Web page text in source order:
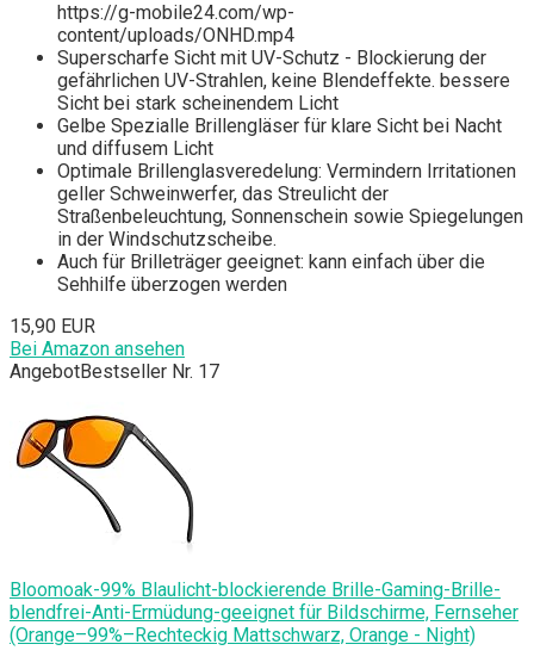
https://g-mobile24.com/wp-
content/uploads/ONHD.mp4
Superscharfe Sicht mit UV-Schutz - Blockierung der
gefährlichen UV-Strahlen, keine Blendeffekte. bessere
Sicht bei stark scheinendem Licht
Gelbe Spezialle Brillengläser für klare Sicht bei Nacht
und diffusem Licht
Optimale Brillenglasveredelung: Vermindern Irritationen
geller Schweinwerfer, das Streulicht der
Straßenbeleuchtung, Sonnenschein sowie Spiegelungen
in der Windschutzscheibe.
Auch für Brilleträger geeignet: kann einfach über die
Sehhilfe überzogen werden
15,90 EUR
Bei Amazon ansehen
AngebotBestseller Nr. 17
Bloomoak-99% Blaulicht-blockierende Brille-Gaming-Brille-
blendfrei-Anti-Ermüdung-geeignet für Bildschirme, Fernseher
(Orange–99%–Rechteckig Mattschwarz, Orange - Night)